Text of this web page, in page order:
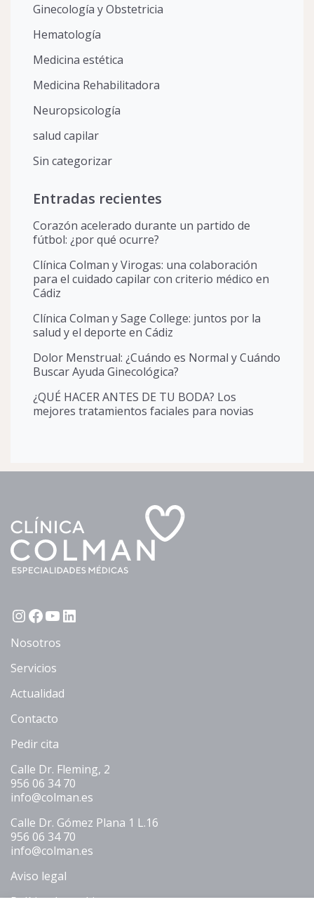
Ginecología y Obstetricia
Hematología
Medicina estética
Medicina Rehabilitadora
Neuropsicología
salud capilar
Sin categorizar
Entradas recientes
Corazón acelerado durante un partido de
fútbol: ¿por qué ocurre?
Clínica Colman y Virogas: una colaboración
para el cuidado capilar con criterio médico en
Cádiz
Clínica Colman y Sage College: juntos por la
salud y el deporte en Cádiz
Dolor Menstrual: ¿Cuándo es Normal y Cuándo
Buscar Ayuda Ginecológica?
¿QUÉ HACER ANTES DE TU BODA? Los
mejores tratamientos faciales para novias
Instagram
Facebook
YouTube
LinkedIn
Nosotros
Servicios
Actualidad
Contacto
Pedir cita
Calle Dr. Fleming, 2
956 06 34 70
info@colman.es
Calle Dr. Gómez Plana 1 L.16
956 06 34 70
info@colman.es
Aviso legal
Política de cookies